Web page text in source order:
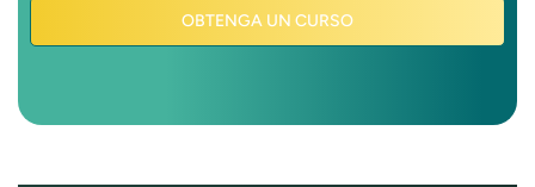
OBTENGA UN CURSO